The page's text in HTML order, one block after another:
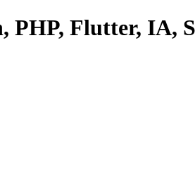
PHP, Flutter, IA,